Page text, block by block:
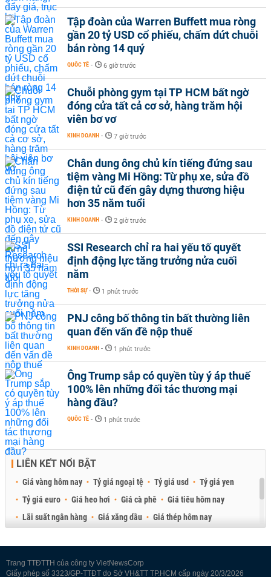
Tập đoàn của Warren Buffett mua ròng
gần 20 tỷ USD cổ phiếu, chấm dứt chuỗi
bán ròng 14 quý
QUỐC TẾ - 6 giờ trước
Chuỗi phòng gym tại TP HCM bất ngờ
đóng cửa tất cả cơ sở, hàng trăm hội
viên bơ vơ
KINH DOANH - 7 giờ trước
Chân dung ông chủ kín tiếng đứng sau
tiệm vàng Mi Hồng: Từ phụ xe, sửa đồ
điện tử cũ đến gây dựng thương hiệu
hơn 35 năm tuổi
KINH DOANH - 2 giờ trước
SSI Research chỉ ra hai yếu tố quyết
định động lực tăng trưởng nửa cuối
năm
THỜI SỰ - 1 phút trước
PNJ công bố thông tin bất thường liên
quan đến vấn đề nộp thuế
KINH DOANH - 1 phút trước
Ông Trump sắp có quyền tùy ý áp thuế
100% lên những đối tác thương mại
hàng đầu?
QUỐC TẾ - 1 phút trước
LIÊN KẾT NỔI BẬT
Giá vàng hôm nay Tỷ giá ngoại tệ Tỷ giá usd
Tỷ giá yen
Tỷ giá euro
Giá heo hơi Giá cà phê
Giá tiêu hôm nay
Lãi suất ngân hàng
Giá xăng dầu
Giá thép hôm nay
Trang TTĐTTH của công ty VietNewsCorp
Giấy phép số 3323/GP-TTĐT do Sở VH&TT TP.HCM cấp ngày 20/3/2026